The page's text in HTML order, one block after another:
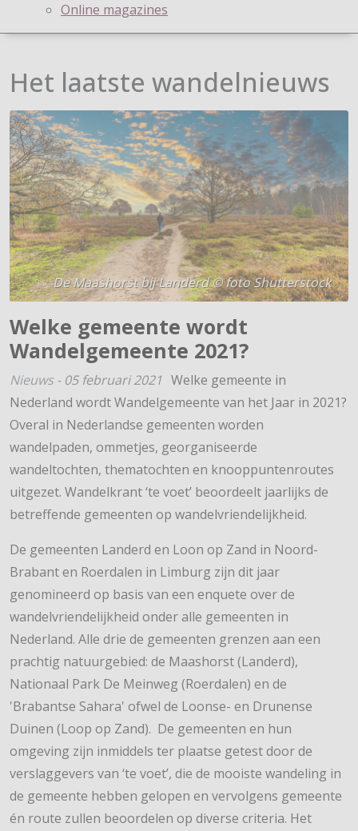
Online magazines
Het laatste wandelnieuws
De Maashorst bij Landerd © foto Shutterstock
Welke gemeente wordt
Wandelgemeente 2021?
Nieuws - 05 februari 2021 Welke gemeente in
Nederland wordt Wandelgemeente van het Jaar in 2021?
Overal in Nederlandse gemeenten worden
wandelpaden, ommetjes, georganiseerde
wandeltochten, thematochten en knooppuntenroutes
uitgezet. Wandelkrant ‘te voet’ beoordeelt jaarlijks de
betreffende gemeenten op wandelvriendelijkheid.
De gemeenten Landerd en Loon op Zand in Noord-
Brabant en Roerdalen in Limburg zijn dit jaar
genomineerd op basis van een enquete over de
wandelvriendelijkheid onder alle gemeenten in
Nederland. Alle drie de gemeenten grenzen aan een
prachtig natuurgebied: de Maashorst (Landerd),
Nationaal Park De Meinweg (Roerdalen) en de
'Brabantse Sahara' ofwel de Loonse- en Drunense
Duinen (Loop op Zand). De gemeenten en hun
omgeving zijn inmiddels ter plaatse getest door de
verslaggevers van ‘te voet’, die de mooiste wandeling in
de gemeente hebben gelopen en vervolgens gemeente
én route zullen beoordelen op diverse criteria. Het